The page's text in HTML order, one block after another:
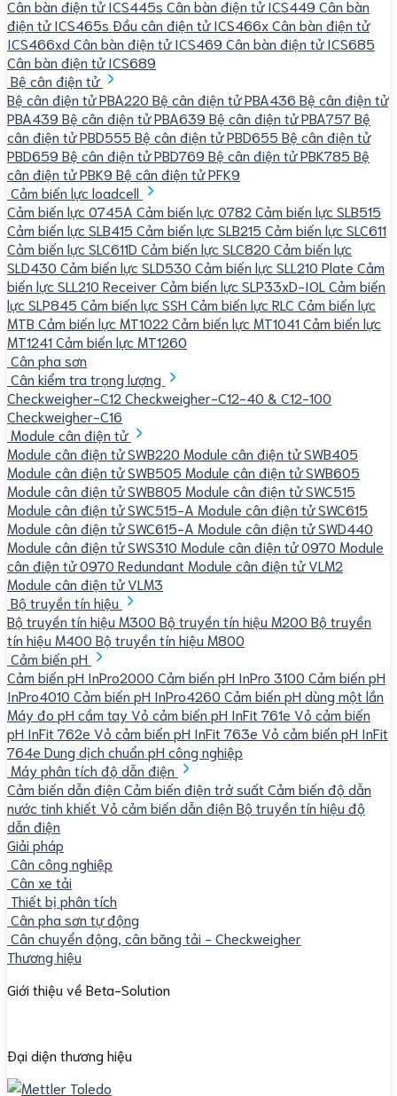
Cân bàn điện tử ICS445s Cân bàn điện tử ICS449 Cân bàn
điện tử ICS465s Đầu cân điện tử ICS466xCân bàn điện tử
ICS466xd Cân bàn điện tử ICS469 Cân bàn điện tử ICS685
Cân bàn điện tử ICS689
Bệ cân điện tử
Bệ cân điện tử PBA220 Bệ cân điện tử PBA436 Bệ cân điện tử
PBA439 Bệ cân điện tử PBA639 Bệ cân điện tử PBA757Bệ
cân điện tử PBD555 Bệ cân điện tử PBD655 Bệ cân điện tử
PBD659 Bệ cân điện tử PBD769 Bệ cân điện tử PBK785 Bệ
cân điện tử PBK9 Bệ cân điện tử PFK9
Cảm biến lực loadcell
Cảm biến lực 0745A Cảm biến lực 0782 Cảm biến lực SLB515
Cảm biến lực SLB415 Cảm biến lực SLB215 Cảm biến lực SLC611
Cảm biến lực SLC611D Cảm biến lực SLC820 Cảm biến lực
SLD430 Cảm biến lực SLD530 Cảm biến lực SLL210 Plate Cảm
biến lực SLL210 ReceiverCảm biến lực SLP33xD-IOL Cảm biến
lực SLP845 Cảm biến lực SSH Cảm biến lực RLC Cảm biến lực
MTB Cảm biến lực MT1022 Cảm biến lực MT1041Cảm biến lực
MT1241Cảm biến lực MT1260
Cân pha sơn
Cân kiểm tra trọng lượng
Checkweigher-C12 Checkweigher-C12-40 & C12-100
Checkweigher-C16
Module cân điện tử
Module cân điện tử SWB220 Module cân điện tử SWB405
Module cân điện tử SWB505 Module cân điện tử SWB605
Module cân điện tử SWB805 Module cân điện tử SWC515
Module cân điện tử SWC515-A Module cân điện tử SWC615
Module cân điện tử SWC615-A Module cân điện tử SWD440
Module cân điện tử SWS310 Module cân điện tử 0970 Module
cân điện tử 0970 Redundant Module cân điện tử VLM2
Module cân điện tử VLM3
Bộ truyền tín hiệu
Bộ truyền tín hiệu M300 Bộ truyền tín hiệu M200 Bộ truyền
tín hiệu M400 Bộ truyền tín hiệu M800
Cảm biến pH
Cảm biến pH InPro2000 Cảm biến pH InPro 3100 Cảm biến pH
InPro4010 Cảm biến pH InPro4260 Cảm biến pH dùng một lần
Máy đo pH cầm tay Vỏ cảm biến pH InFit 761e Vỏ cảm biến
pH InFit 762e Vỏ cảm biến pH InFit 763e Vỏ cảm biến pH InFit
764e Dung dịch chuẩn pH công nghiệp
Máy phân tích độ dẫn điện
Cảm biến dẫn điện Cảm biến điện trở suất Cảm biến độ dẫn
nước tinh khiết Vỏ cảm biến dẫn điện Bộ truyền tín hiệu độ
dẫn điện
Giải pháp
Cân công nghiệp
Cân xe tải
Thiết bị phân tích
Cân pha sơn tự động
Cân chuyển động, cân băng tải - Checkweigher
Thương hiệu
Giới thiệu về Beta-Solution
Đại diện thương hiệu